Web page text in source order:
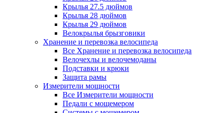
Крылья 27.5 дюймов
Крылья 28 дюймов
Крылья 29 дюймов
Велокрылья брызговики
Хранение и перевозка велосипеда
Все Хранение и перевозка велосипеда
Велочехлы и велочемоданы
Подставки и крюки
Защита рамы
Измерители мощности
Все Измерители мощности
Педали с мощемером